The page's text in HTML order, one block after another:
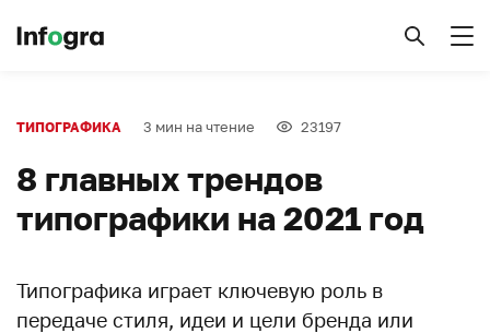
ТИПОГРАФИКА 3 мин на чтение 23197
8 главных трендов
типографики на 2021 год
Типографика играет ключевую роль в
передаче стиля, идеи и цели бренда или